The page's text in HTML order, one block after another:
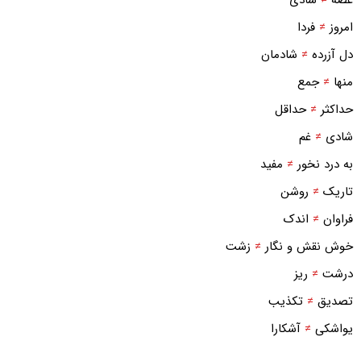
امروز ≠ فردا
دل آزرده ≠ شادمان
منها ≠ جمع
حداکثر ≠ حداقل
شادی ≠ غم
به درد نخور ≠ مفید
تاریک ≠ روشن
فراوان ≠ اندک
خوش نقش و نگار ≠ زشت
درشت ≠ ریز
تصدیق ≠ تکذیب
یواشکی ≠ آشکارا